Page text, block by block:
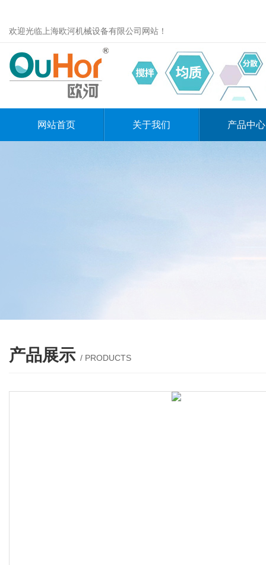
欢迎光临上海欧河机械设备有限公司网站！
网站首页 关于我们 产品中心
产品展示 / PRODUCTS